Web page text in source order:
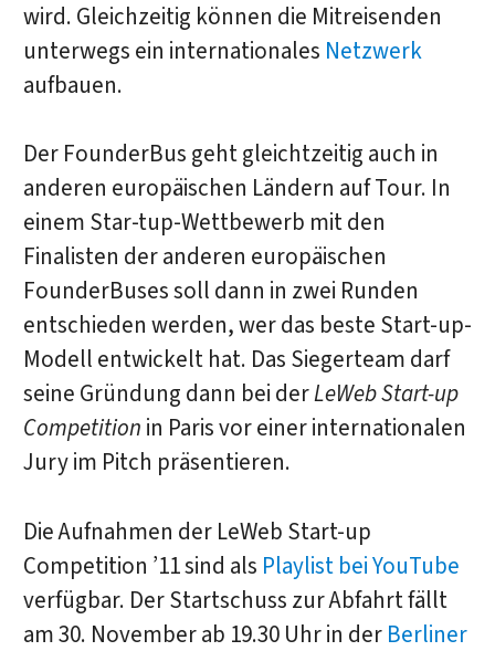
wird. Gleichzeitig können die Mitreisenden
unterwegs ein internationales Netzwerk
aufbauen.
Der FounderBus geht gleichtzeitig auch in
anderen europäischen Ländern auf Tour. In
einem Star-tup-Wettbewerb mit den
Finalisten der anderen europäischen
FounderBuses soll dann in zwei Runden
entschieden werden, wer das beste Start-up-
Modell entwickelt hat. Das Siegerteam darf
seine Gründung dann bei derLeWeb Start-up
Competition in Paris vor einer internationalen
Jury im Pitch präsentieren.
Die Aufnahmen der LeWeb Start-up
Competition ’11 sind als Playlist bei YouTube
verfügbar. Der Startschuss zur Abfahrt fällt
am 30. November ab 19.30 Uhr in der Berliner